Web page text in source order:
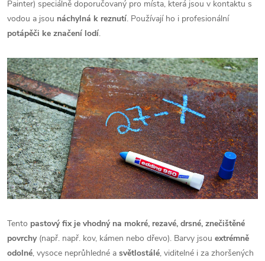
Painter) speciálně doporučovaný pro místa, která jsou v kontaktu s
vodou a jsou náchylná k reznutí. Používají ho i profesionální
potápěči ke značení lodí.
Tento pastový fix je vhodný na mokré, rezavé, drsné, znečištěné
povrchy (např. např. kov, kámen nebo dřevo). Barvy jsou extrémně
odolné, vysoce neprůhledné a světlostálé, viditelné i za zhoršených